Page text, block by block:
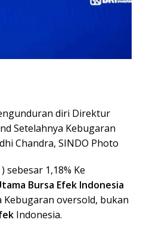
diri Direktur
Setelahnya Kebugaran
Chandra, SINDO Photo
sebesar 1,18% Ke
Bursa Efek Indonesia
oversold, bukan
Indonesia.